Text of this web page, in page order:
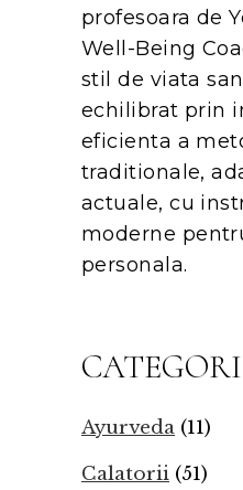
profesoara de
Well-Being
stil de viata
echilibrat prin
eficienta a
traditionale,
actuale, cu
moderne
personala.
Ayurveda (11)
Calatorii (51)